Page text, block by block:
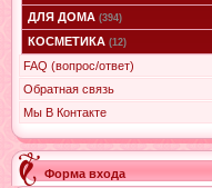
ДЛЯ ДОМА (394)
КОСМЕТИКА (12)
FAQ (вопрос/ответ)
Обратная связь
Мы В Контакте
Форма входа